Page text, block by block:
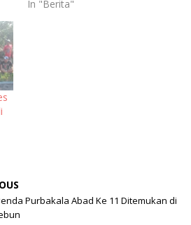
In "Berita"
Purbakala Abad Ke 11 Ditemukan di